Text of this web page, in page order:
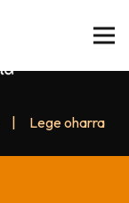
Lege oharra